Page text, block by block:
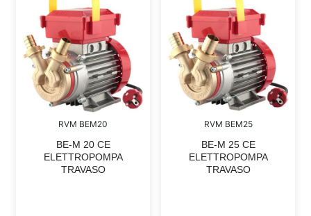
RVM BEM20
BE-M 20 CE
ELETTROPOMPA
TRAVASO
RVM BEM25
BE-M 25 CE
ELETTROPOMPA
TRAVASO